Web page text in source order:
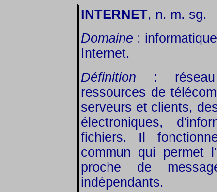
INTERNET, n. m. sg.
Domaine :
Internet.
Définition : réseau
ressources de
serveurs et clients,
électroniques,
fichiers. Il
commun qui permet
proche de
indépendants.